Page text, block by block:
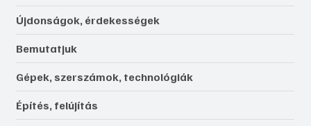
Újdonságok, érdekességek
Bemutatjuk
Gépek, szerszámok, technológiák
Építés, felújítás